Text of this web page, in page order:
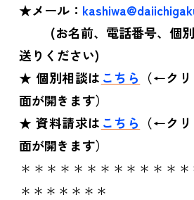
★メール：
(お名前、電話番号、個
送りください)
★ 個別相談は こちら （←ク
面が開きます）
★ 資料請求は こちら （←ク
面が開きます）
＊＊＊＊＊＊＊＊＊＊＊＊
＊＊＊＊＊＊＊